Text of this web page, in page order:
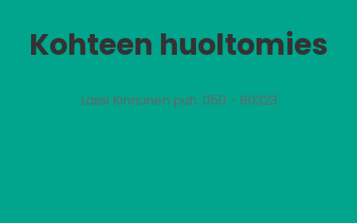
Kohteen huoltomies
Lassi Kinnunen puh. 050 - 60323